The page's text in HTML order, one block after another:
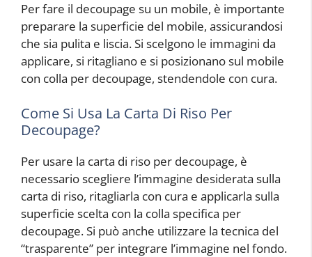
Per fare il decoupage su un mobile, è importante
preparare la superficie del mobile, assicurandosi
che sia pulita e liscia. Si scelgono le immagini da
applicare, si ritagliano e si posizionano sul mobile
con colla per decoupage, stendendole con cura.
Come Si Usa La Carta Di Riso Per
Decoupage?
Per usare la carta di riso per decoupage, è
necessario scegliere l’immagine desiderata sulla
carta di riso, ritagliarla con cura e applicarla sulla
superficie scelta con la colla specifica per
decoupage. Si può anche utilizzare la tecnica del
“trasparente” per integrare l’immagine nel fondo.